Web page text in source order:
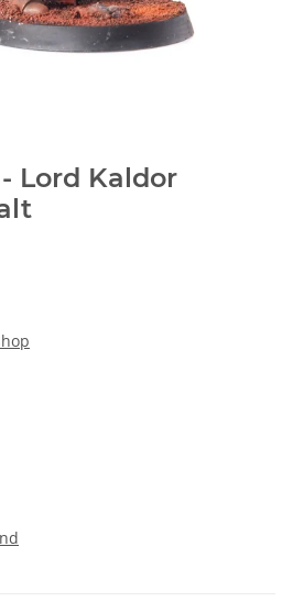
Lord Kaldor